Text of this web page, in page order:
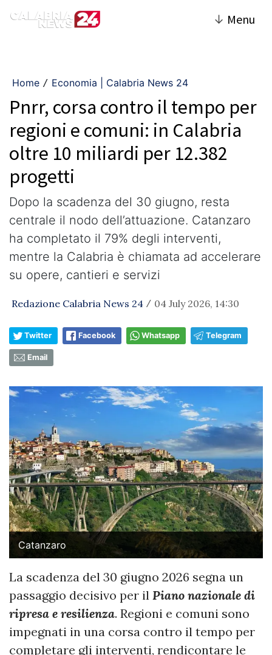
↓ Menu
Home / Economia | Calabria News 24
Pnrr, corsa contro il tempo per
regioni e comuni: in Calabria
oltre 10 miliardi per 12.382
progetti
Dopo la scadenza del 30 giugno, resta
centrale il nodo dell’attuazione. Catanzaro
ha completato il 79% degli interventi,
mentre la Calabria è chiamata ad accelerare
su opere, cantieri e servizi
Redazione Calabria News 24 / 04 July 2026, 14:30
Twitter Facebook Whatsapp Telegram
Email
Catanzaro
La scadenza del 30 giugno 2026 segna un
passaggio decisivo per il Piano nazionale di
ripresa e resilienza. Regioni e comuni sono
impegnati in una corsa contro il tempo per
completare gli interventi, rendicontare le